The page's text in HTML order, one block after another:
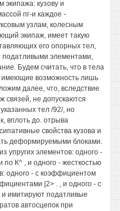
экипажа: кузову и
пг-и каждое -
узлам, колесным
экипаж, имеет такую
его опорных тел,
податливыми элементами,
Будем считать, что в тела
имеющие возможность лишь
далее, что, вследствие
связей, не допускаются
тел /92/, но
вплоть до. отрыва
свойства кузова и
деформируемыми блоками.
упругих элементов: одного -
по К^ , и одного - жесткостью
одного - с коэффициентом
|2> . , и одного - с
имитируют податливые
автосцепок при